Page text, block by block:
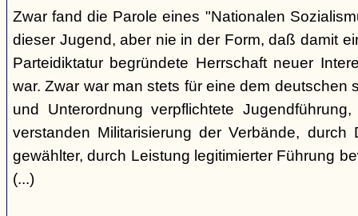
Zwar fand die Parole eines "Nationalen
dieser Jugend, aber nie in der Form, daß damit
Parteidiktatur begründete Herrschaft neuer
war. Zwar war man stets für eine dem deutschen
und Unterordnung verpflichtete
verstanden Militarisierung der Verbände,
gewählter, durch Leistung legitimierter Führung
(...)